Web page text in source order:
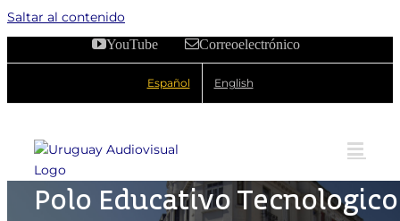
Saltar al contenido
YouTube Correo electrónico
Español English
Polo Educativo Tecnologico